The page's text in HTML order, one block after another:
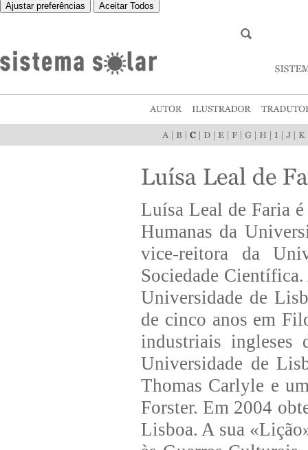
Ajustar preferências Aceitar Todos
Luísa Leal de Faria
Humanas da
vice-reitora da
Sociedade
Universidade de
de cinco anos em
industriais ingleses
Universidade de
Thomas Carlyle e
Forster. Em 2004
Lisboa. A sua